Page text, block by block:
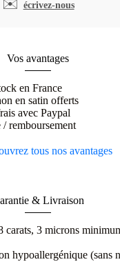
✉️ écrivez-nous
Vos avantages
en France
en satin offerts
avec Paypal
/ remboursement
tous nos avantages
& Livraison
carats, 3 microns
hypoallergénique (sans